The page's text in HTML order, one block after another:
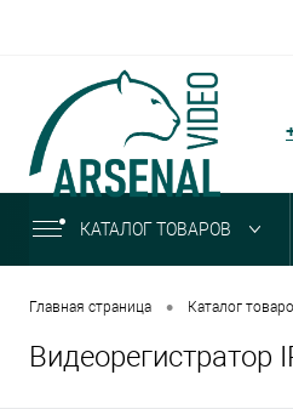
КАТАЛОГ ТОВАРОВ
Главная страница • Каталог
Видеорегистратор